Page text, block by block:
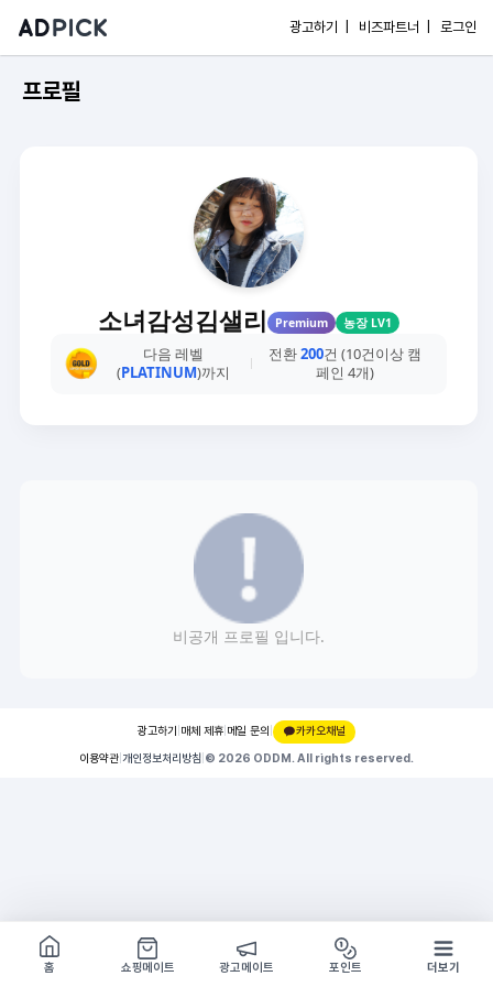
광고하기 | 비즈파트너 | 로그인
프로필
소녀감성김샐리 Premium 농장 LV1
다음 레벨
(PLATINUM)까지
전환200건 (10건이상 캠
페인 4개)
비공개 프로필 입니다.
광고하기 매체 제휴 메일 문의 |
카카오채널
이용약관 개인정보처리방침 © 2026 ODDM. All rights reserved.
쇼핑몰 구경하기
방문시 1G
홈
쇼핑메이트 광고메이트 포인트 더보기